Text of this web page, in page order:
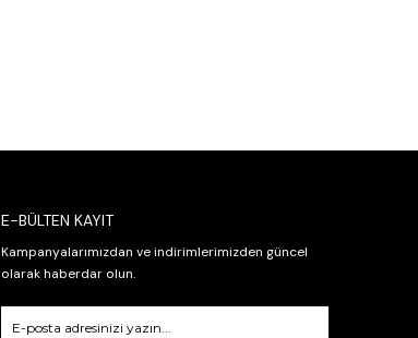
E-BÜLTEN KAYIT
Kampanyalarımızdan ve indirimlerimizden güncel
olarak haberdar olun.